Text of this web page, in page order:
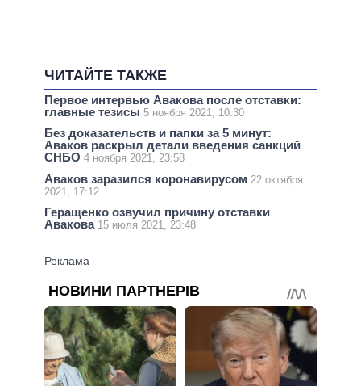
ЧИТАЙТЕ ТАКЖЕ
Первое интервью Авакова после отставки:
главные тезисы 5 ноября 2021, 10:30
Без доказательств и папки за 5 минут:
Аваков раскрыл детали введения санкций
СНБО 4 ноября 2021, 23:58
Аваков заразился коронавирусом 22 октября
2021, 17:12
Геращенко озвучил причину отставки
Авакова 15 июля 2021, 23:48